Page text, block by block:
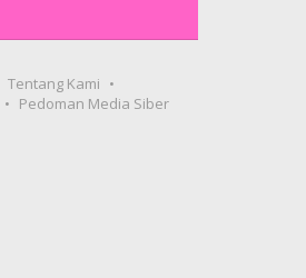
Tentang Kami
Pedoman Media Siber